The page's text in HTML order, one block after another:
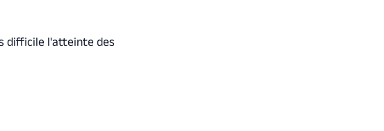
difficile l'atteinte des